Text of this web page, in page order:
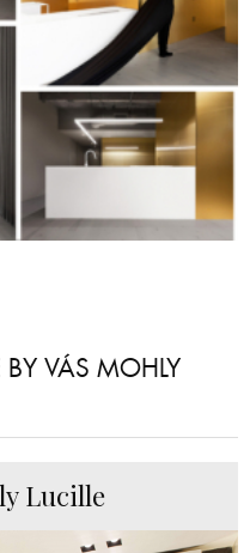
BY VÁS MOHLY
Lucille